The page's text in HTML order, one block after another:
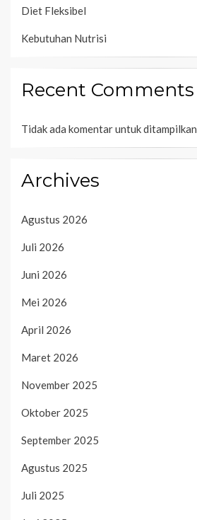
Diet Fleksibel
Kebutuhan Nutrisi
Recent Comments
Tidak ada komentar untuk ditampilkan.
Archives
Agustus 2026
Juli 2026
Juni 2026
Mei 2026
April 2026
Maret 2026
November 2025
Oktober 2025
September 2025
Agustus 2025
Juli 2025